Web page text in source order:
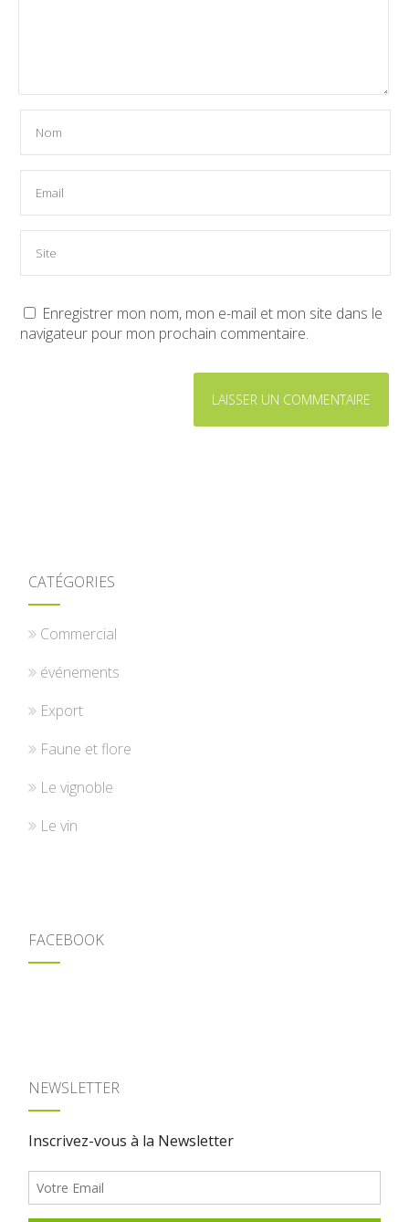
Enregistrer mon nom, mon e-mail et mon site dans le
navigateur pour mon prochain commentaire.
CATÉGORIES
Commercial
événements
Export
Faune et flore
Le vignoble
Le vin
FACEBOOK
NEWSLETTER